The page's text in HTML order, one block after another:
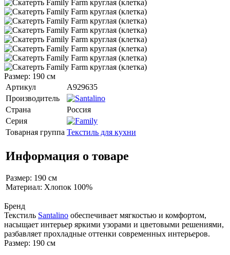
Размер: 190 см
Артикул
A929635
Производитель
Страна
Россия
Серия
Товарная группа Текстиль для кухни
Информация о товаре
Размер: 190 см
Материал: Хлопок 100%
Бренд
Текстиль Santalino обеспечивает мягкостью и комфортом,
насыщает интерьер яркими узорами и цветовыми решениями,
разбавляет прохладные оттенки современных интерьеров.
Размер: 190 см